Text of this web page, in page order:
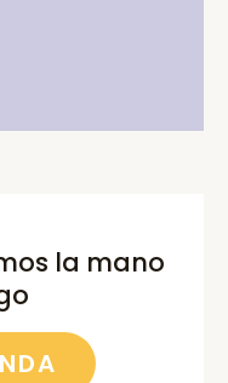
la mano